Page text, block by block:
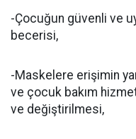
-Çocuğun güvenli ve
becerisi,
-Maskelere erişimin
ve çocuk bakım
ve değiştirilmesi,